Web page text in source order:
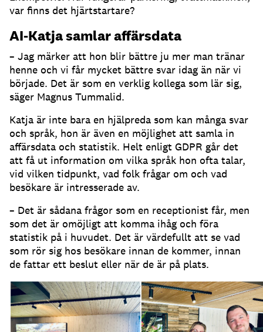
var finns det hjärtstartare?
AI-Katja samlar affärsdata
– Jag märker att hon blir bättre ju mer man tränar
henne och vi får mycket bättre svar idag än när vi
började. Det är som en verklig kollega som lär sig,
säger Magnus Tummalid.
Katja är inte bara en hjälpreda som kan många svar
och språk, hon är även en möjlighet att samla in
affärsdata och statistik. Helt enligt GDPR går det
att få ut information om vilka språk hon ofta talar,
vid vilken tidpunkt, vad folk frågar om och vad
besökare är intresserade av.
– Det är sådana frågor som en receptionist får, men
som det är omöjligt att komma ihåg och föra
statistik på i huvudet. Det är värdefullt att se vad
som rör sig hos besökare innan de kommer, innan
de fattar ett beslut eller när de är på plats.